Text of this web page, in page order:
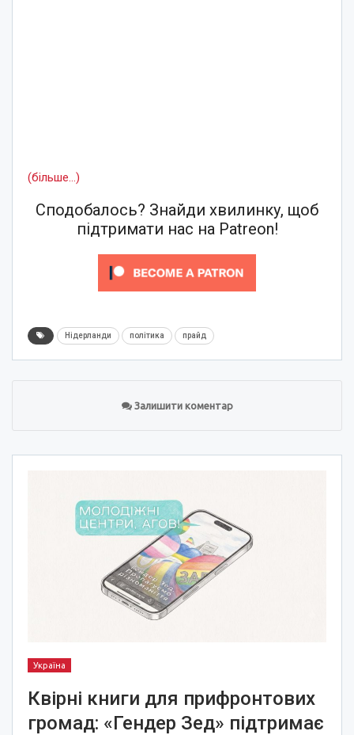
(більше…)
Сподобалось? Знайди хвилинку, щоб
підтримати нас на Patreon!
Нідерланди політика прайд
Залишити коментар
Україна
Квірні книги для прифронтових
громад: «Гендер Зед» підтримає